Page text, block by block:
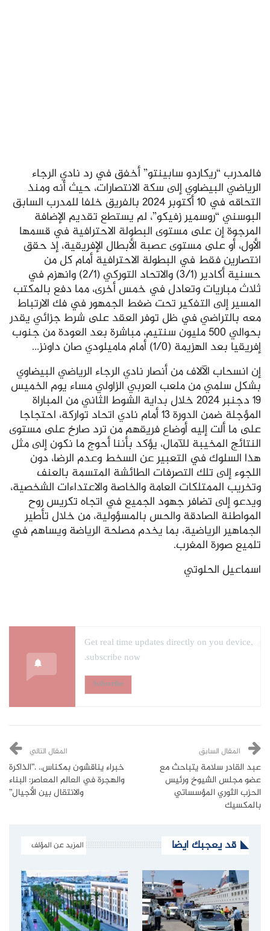
فالمدرب “ريكاردو سابينتو” أخفق في رد نادي الرجاء
الرياضي البيضاوي إلى سكة الانتصارات، حيث أنه ومنذ
التحاقه في 10 أكتوبر 2024 بالفريق خلفا للمدرب السابق
البوسني “روسمير زفيكو”، لم يستطع تقديم الإضافة
المرجوة إن على مستوى البطولة الاحترافية في قسمها
الأول، أو على مستوى عصبة الأبطال الإفريقية، إذ حقق
انتصارين فقط في البطولة الاحترافية أمام كل من
حسنية أكادير (3/1) والاتحاد التوركي (2/1) وانهزم في
ثلاث مباريات وتعادل في خمس أخرى، مما دفع بالمكتب
المسير إلى التفكير تحت ضغط الجمهور في فك الارتباط
معه بالتراضي في ظل توفر العقد على شرط جزائي يقدر
بحوالي 500 مليون سنتيم، مباشرة بعد العودة من جنوب
إفريقيا بعد الهزيمة (1/0) أمام ماميلودي صان داونز…
إن انسحاب الآلاف من أنصار نادي الرجاء الرياضي البيضاوي
بشكل سلمي من ملعب العربي الزاولي مساء يوم الخميس
19 دجنبر 2024 خلال بداية الشوط الثاني من المباراة
المؤجلة ضمن الدورة 13 أمام نادي اتحاد تواركة، احتجاجا
على ما ألت إليه أوضاع فريقهم من ترد صارخ على مستوى
النتائج المخيبة للآمال، يؤكد بأننا أحوج ما نكون إلى مثل
هذا السلوك في التعبير عن السخط وعدم الرضا، دون
اللجوء إلى تلك التصرفات الطائشة المتسمة بالعنف
وتخريب الممتلكات العامة والخاصة والاعتداءات الشخصية،
ويدعو إلى تضافر جهود الجميع في اتجاه تكريس روح
المواطنة الصادقة والحس بالمسؤولية، من خلال تأطير
الجماهير الرياضية، بما يخدم مصلحة الرياضة ويساهم في
تلميع صورة المغرب.
اسماعيل الحلوتي
Get real time updates directly on you device,
subscribe now.
Subscribe
المقال السابق
عبد القادر سلامة يتباحث مع
عضو مجلس الشيوخ ورئيس
الحزب الثوري المؤسساتي
بالمكسيك
المقال التالي
خبراء يناقشون بمكناس.. .”الذاكرة
والهجرة في العالم المعاصر: البناء
والانتقال بين الأجيال”
قد يعجبك ايضا المزيد عن المؤلف